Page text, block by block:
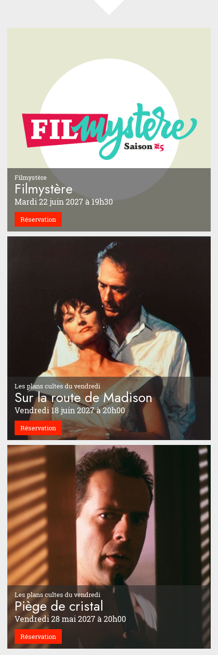
Filmystère
Filmystère
Mardi 22 juin 2027 à 19h30
Réservation
Les plans cultes du vendredi
Sur la route de Madison
Vendredi 18 juin 2027 à 20h00
Réservation
Les plans cultes du vendredi
Piège de cristal
Vendredi 28 mai 2027 à 20h00
Réservation